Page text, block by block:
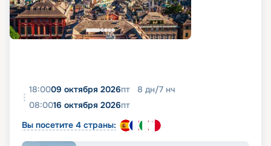
18:0009 октября 2026пт 8 дн/7 нч
08:0016 октября 2026пт
Вы посетите 4 страны: